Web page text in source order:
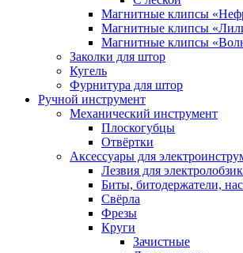
Магнитные клипсы
Магнитные клипсы
Магнитные клипсы
Заколки для штор
Кугель
Фурнитура для штор
Ручной инструмент
Механический инструмент
Плоскогубцы
Отвёртки
Аксессуары для
Лезвия для
Биты, битодержатели,
Свёрла
Фрезы
Круги
Зачистные